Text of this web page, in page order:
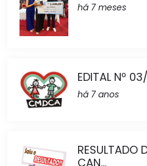
há 7 meses
EDITAL Nº
há 7 anos
RESULTADO
CAN...